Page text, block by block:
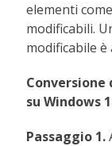
elementi
modificabili.
modificabile
Conversione
su Windows
Passaggio 1.